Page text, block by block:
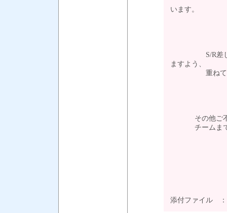
います。
S/R差し入れ
ますよう、
重ねてお願
その他ご不明
チームまで
添付ファイル